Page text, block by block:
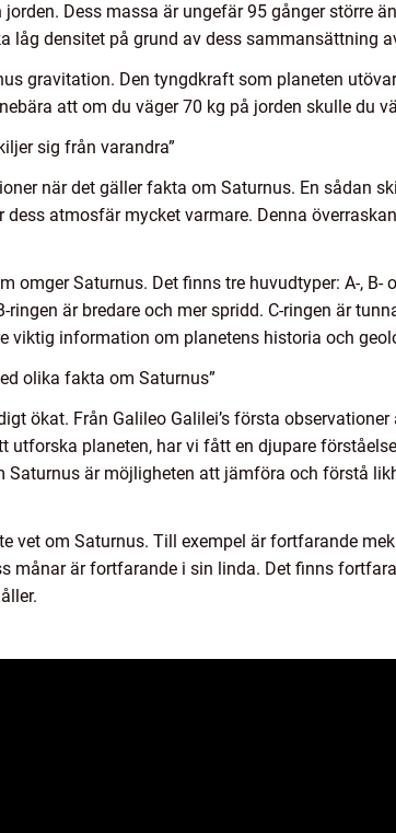
Dess massa är ungefär 95 gånger större
låg densitet på grund av dess sammansättning
gravitation. Den tyngdkraft som planeten
att om du väger 70 kg på jorden skulle du
sig från varandra”
när det gäller fakta om Saturnus. En sådan
atmosfär mycket varmare. Denna
omger Saturnus. Det finns tre huvudtyper: A-, B-
är bredare och mer spridd. C-ringen är
viktig information om planetens historia och
olika fakta om Saturnus”
ökat. Från Galileo Galilei’s första
utforska planeten, har vi fått en djupare
är möjligheten att jämföra och förstå
vet om Saturnus. Till exempel är fortfarande
månar är fortfarande i sin linda. Det finns